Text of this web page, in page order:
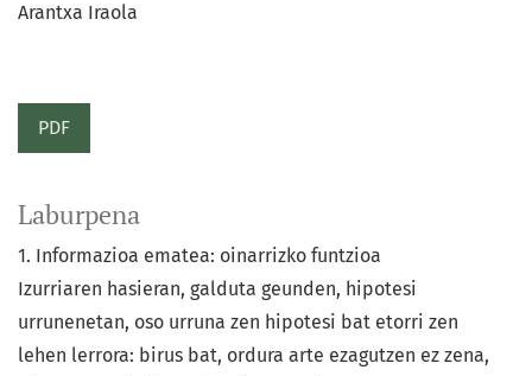
Arantxa Iraola
PDF
Laburpena
1. Informazioa ematea: oinarrizko funtzioa
Izurriaren hasieran, galduta geunden, hipotesi
urrunenetan, oso urruna zen hipotesi bat etorri zen
lehen lerrora: birus bat, ordura arte ezagutzen ez zena,